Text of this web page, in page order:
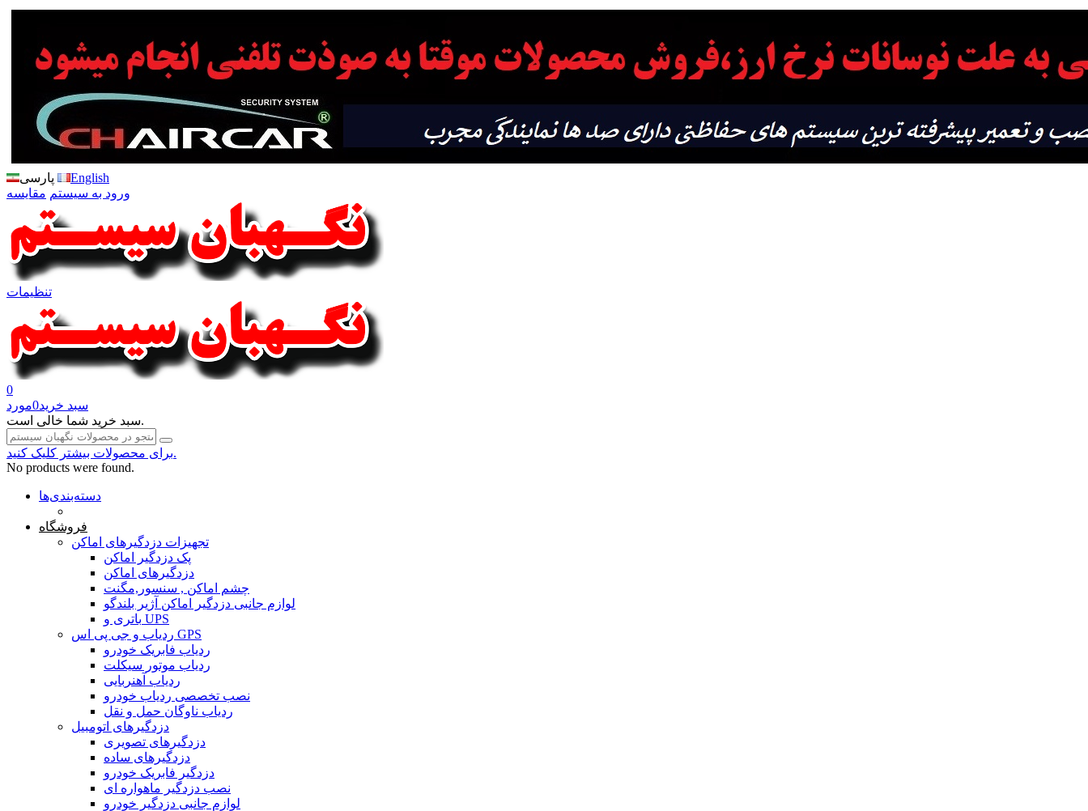
پارسی
English
ورود به سیستم مقایسه
تنظیمات
0
سبد خرید0مورد
سبد خرید شما خالی است.
برای محصولات بیشتر کلیک کنید.
No products were found.
دسته‌بندی‌ها
فروشگاه
تجهیزات دزدگیرهای اماکن
پک دزدگیر اماکن
دزدگیرهای اماکن
چشم اماکن , سنسور,مگنت
لوازم جانبی دزدگیر اماکن آژیر بلندگو
باتری و UPS
ردیاب و جی پی اس GPS
ردیاب فابریک خودرو
ردیاب موتور سیکلت
ردیاب آهنربایی
نصب تخصصی ردیاب خودرو
ردیاب ناوگان حمل و نقل
دزدگیرهای اتومبیل
دزدگیرهای تصویری
دزدگیرهای ساده
دزدگیر فابریک خودرو
نصب دزدگیر ماهواره ای
لوازم جانبی دزدگیر خودرو